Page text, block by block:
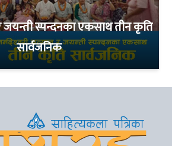
जयन्ती स्पन्दनका एकसाथ तीन कृति
सार्वजनिक